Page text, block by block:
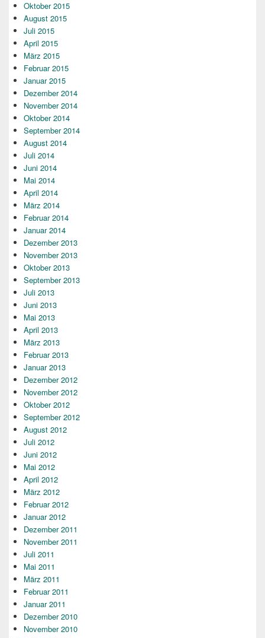
Oktober 2015
August 2015
Juli 2015
April 2015
März 2015
Februar 2015
Januar 2015
Dezember 2014
November 2014
Oktober 2014
September 2014
August 2014
Juli 2014
Juni 2014
Mai 2014
April 2014
März 2014
Februar 2014
Januar 2014
Dezember 2013
November 2013
Oktober 2013
September 2013
Juli 2013
Juni 2013
Mai 2013
April 2013
März 2013
Februar 2013
Januar 2013
Dezember 2012
November 2012
Oktober 2012
September 2012
August 2012
Juli 2012
Juni 2012
Mai 2012
April 2012
März 2012
Februar 2012
Januar 2012
Dezember 2011
November 2011
Juli 2011
Mai 2011
März 2011
Februar 2011
Januar 2011
Dezember 2010
November 2010